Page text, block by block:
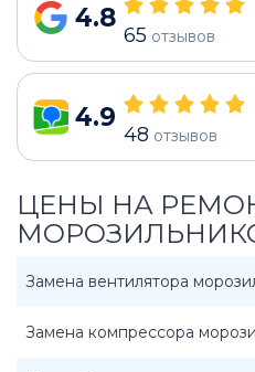
4.8
65 отзывов
4.9
48 отзывов
ЦЕНЫ НА
Замена вентилятора
Замена компрессора